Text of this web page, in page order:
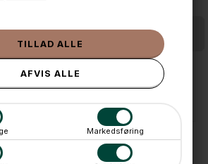
Markedsføring
Plakat - Danmark - Søndervig
SAMMEN MED